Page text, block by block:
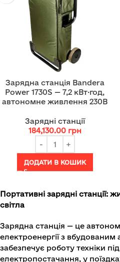
Зарядна станція Bandera
Power 1730S — 7,2 кВт·год,
автономне живлення 230В
Зарядні станції
184,130.00 грн
ДОДАТИ В КОШИК
Портативні зарядні станції:
світла
Зарядна станція — це
електроенергії з
забезпечує роботу техніки
електропостачання, у